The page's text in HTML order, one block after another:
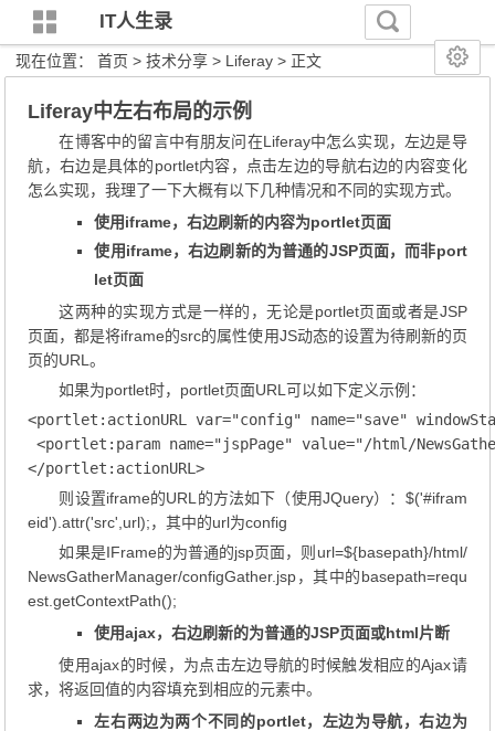
IT人生录
现在位置：首页 >技术分享 > Liferay > 正文
Liferay中左右布局的示例
在博客中的留言中有朋友问在Liferay中怎么实现，左边是导
航，右边是具体的portlet内容，点击左边的导航右边的内容变化
怎么实现，我理了一下大概有以下几种情况和不同的实现方式。
使用iframe，右边刷新的内容为portlet页面
使用iframe，右边刷新的为普通的JSP页面，而非port
let页面
这两种的实现方式是一样的，无论是portlet页面或者是JSP
页面，都是将iframe的src的属性使用JS动态的设置为待刷新的页
页的URL。
如果为portlet时，portlet页面URL可以如下定义示例：
<portlet:actionURL var="config" name="save"
<portlet:param name="jspPage" value="/html/
</portlet:actionURL>
则设置iframe的URL的方法如下（使用JQuery）：$('#ifram
eid').attr('src',url);，其中的url为config
如果是IFrame的为普通的jsp页面，则url=${basepath}/html/
NewsGatherManager/configGather.jsp，其中的basepath=requ
est.getContextPath();
使用ajax，右边刷新的为普通的JSP页面或html片断
使用ajax的时候，为点击左边导航的时候触发相应的Ajax请
求，将返回值的内容填充到相应的元素中。
左右两边为两个不同的portlet，左边为导航，右边为